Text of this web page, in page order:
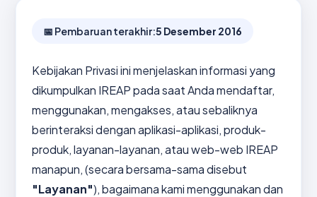
📅 Pembaruan terakhir:5 Desember 2016
Kebijakan Privasi ini menjelaskan informasi yang
dikumpulkan IREAP pada saat Anda mendaftar,
menggunakan, mengakses, atau sebaliknya
berinteraksi dengan aplikasi-aplikasi, produk-
produk, layanan-layanan, atau web-web IREAP
manapun, (secara bersama-sama disebut
"Layanan"), bagaimana kami menggunakan dan